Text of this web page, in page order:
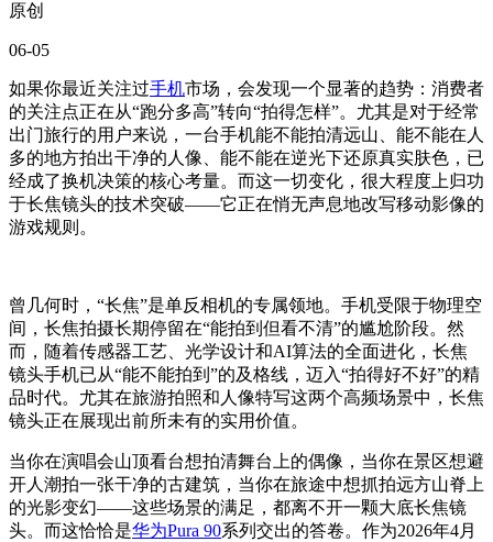
原创
06-05
如果你最近关注过手机市场，会发现一个显著的趋势：消费者
的关注点正在从“跑分多高”转向“拍得怎样”。尤其是对于经常
出门旅行的用户来说，一台手机能不能拍清远山、能不能在人
多的地方拍出干净的人像、能不能在逆光下还原真实肤色，已
经成了换机决策的核心考量。而这一切变化，很大程度上归功
于长焦镜头的技术突破——它正在悄无声息地改写移动影像的
游戏规则。
曾几何时，“长焦”是单反相机的专属领地。手机受限于物理空
间，长焦拍摄长期停留在“能拍到但看不清”的尴尬阶段。然
而，随着传感器工艺、光学设计和AI算法的全面进化，长焦
镜头手机已从“能不能拍到”的及格线，迈入“拍得好不好”的精
品时代。尤其在旅游拍照和人像特写这两个高频场景中，长焦
镜头正在展现出前所未有的实用价值。
当你在演唱会山顶看台想拍清舞台上的偶像，当你在景区想避
开人潮拍一张干净的古建筑，当你在旅途中想抓拍远方山脊上
的光影变幻——这些场景的满足，都离不开一颗大底长焦镜
头。而这恰恰是华为Pura 90系列交出的答卷。作为2026年4月